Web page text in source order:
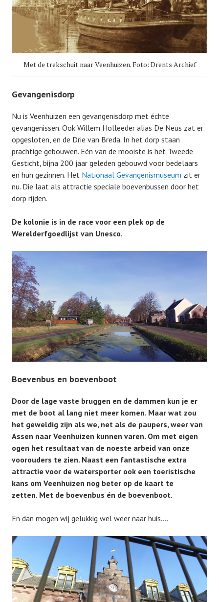
Met de trekschuit naar Veenhuizen. Foto: Drents Archief
Gevangenisdorp
Nu is Veenhuizen een gevangenisdorp met échte
gevangenissen. Ook Willem Holleeder alias De Neus zat er
opgesloten, en de Drie van Breda. In het dorp staan
prachtige gebouwen. Eén van de mooiste is het Tweede
Gesticht, bijna 200 jaar geleden gebouwd voor bedelaars
en hun gezinnen. Het Nationaal Gevangenismuseum zit er
nu. Die laat als attractie speciale boevenbussen door het
dorp rijden.
De kolonie is in de race voor een plek op de
Werelderfgoedlijst van Unesco.
Boevenbus en boevenboot
Door de lage vaste bruggen en de dammen kun je er
met de boot al lang niet meer komen. Maar wat zou
het geweldig zijn als we, net als de paupers, weer van
Assen naar Veenhuizen kunnen varen. Om met eigen
ogen het resultaat van de noeste arbeid van onze
voorouders te zien. Naast een fantastische extra
attractie voor de watersporter ook een toeristische
kans om Veenhuizen nog beter op de kaart te
zetten. Met de boevenbus én de boevenboot.
En dan mogen wij gelukkig wel weer naar huis….